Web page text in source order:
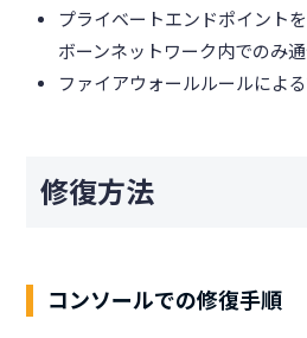
プライベートエンドポイント
ボーンネットワーク内でのみ
ファイアウォールルールによ
修復方法
コンソールでの修復手順